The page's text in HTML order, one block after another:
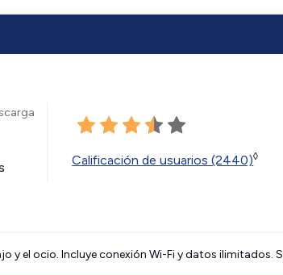
Calificación de usuarios (2440)◊
y el ocio. Incluye conexión Wi-Fi y datos ilimitados.